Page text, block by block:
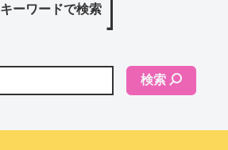
キーワードで検索
検索